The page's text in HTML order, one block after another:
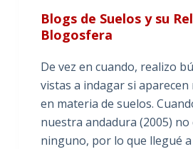
Blogs de Suelos y su
Blogosfera
De vez en cuando, realizo
vistas a indagar si
en materia de suelos.
nuestra andadura (2005)
ninguno, por lo que llegué